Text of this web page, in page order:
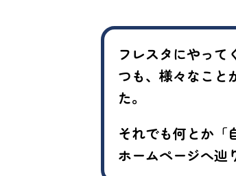
フレスタにやって
つも、様々なこと
た。
それでも何とか「
ホームページへ辿